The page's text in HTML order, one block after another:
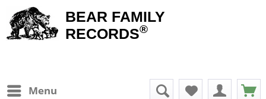
BEAR FAMILY
RECORDS®
Menu